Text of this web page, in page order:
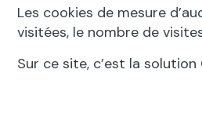
Les cookies de mesure
visitées, le nombre de
Sur ce site, c’est la